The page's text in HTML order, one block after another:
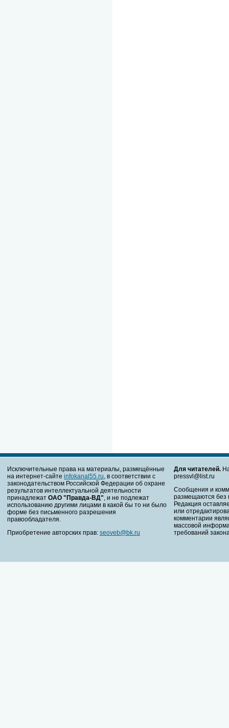
Исключительные права на материалы, размещённые
на интернет-сайте infokanal55.ru , в соответствии с
законодательством Российской Федерации об охране
результатов интеллектуальной деятельности
принадлежат ОАО "Правда-ВД" , и не подлежат
использованию другими лицами в какой бы то ни было
форме без письменного разрешения
правообладателя.
Приобретение авторских прав: seoveb@bk.ru
Для читателей.
pressvl@list.ru
Сообщения и
размещаются без
Редакция
или
комментарии
массовой
требований